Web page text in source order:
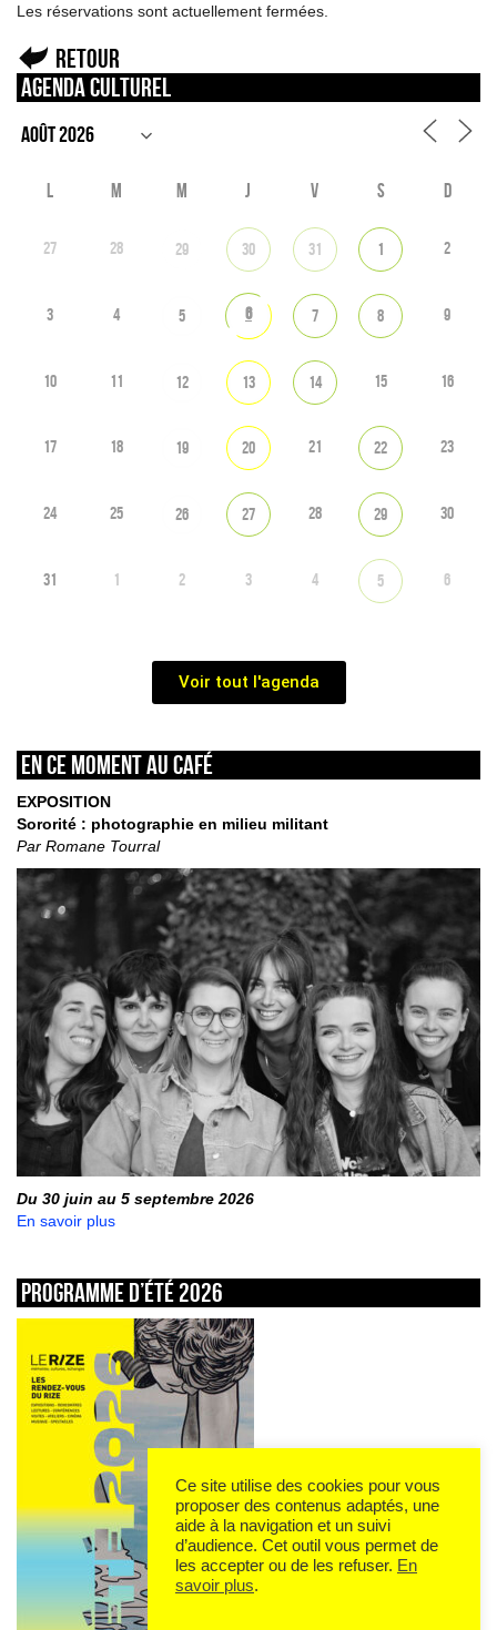
Les réservations sont actuellement fermées.
Retour
Agenda culturel
L M M J V S D
27 28 29 30 31 1 2
3 4 5 6 7 8 9
10 11 12 13 14 15 16
17 18 19 20 21 22 23
24 25 26 27 28 29 30
31 1 2 3 4 5 6
Voir tout l'agenda
En ce moment au café
EXPOSITION
Sororité : photographie en milieu militant
Par Romane Tourral
Du 30 juin au 5 septembre 2026
En savoir plus
Programme d’été 2026
Ce site utilise des cookies pour vous
proposer des contenus adaptés, une
aide à la navigation et un suivi
d’audience. Cet outil vous permet de
les accepter ou de les refuser. En
savoir plus.